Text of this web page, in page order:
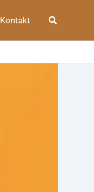
Kontakt Szukaj